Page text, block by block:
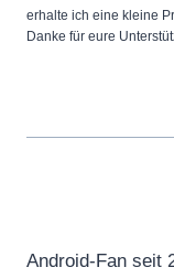
erhalte ich eine kleine
Danke für eure
Android-Fan seit